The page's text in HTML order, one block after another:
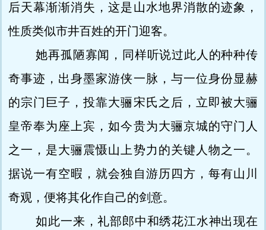
后天幕渐渐消失，这是山水地界消散的迹象，
性质类似市井百姓的开门迎客。
她再孤陋寡闻，同样听说过此人的种种传
奇事迹，出身墨家游侠一脉，与一位身份显赫
的宗门巨子，投靠大骊宋氏之后，立即被大骊
皇帝奉为座上宾，如今贵为大骊京城的守门人
之一，是大骊震慑山上势力的关键人物之一。
据说一有空暇，就会独自游历四方，每有山川
奇观，便将其化作自己的剑意。
如此一来，礼部郎中和绣花江水神出现在